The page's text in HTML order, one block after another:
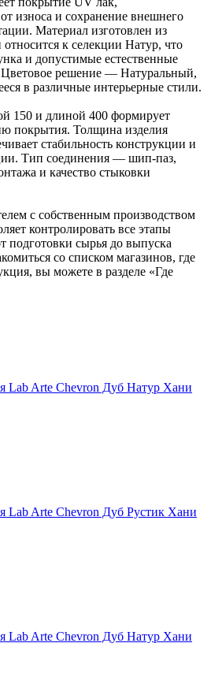
износа и сохранение внешнего
Материал изготовлен из
к селекции Натур, что
и допустимые естественные
Цветовое решение — Натуральный,
в различные интерьерные стили.
150 и длиной 400 формирует
покрытия. Толщина изделия
стабильность конструкции и
Тип соединения — шип-паз,
и качество стыковки
с собственным производством
контролировать все этапы
подготовки сырья до выпуска
со списком магазинов, где
вы можете в разделе «Где
Lab Arte Chevron Дуб Натур Хани
Lab Arte Chevron Дуб Рустик Хани
Lab Arte Chevron Дуб Натур Хани